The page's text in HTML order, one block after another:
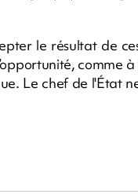
le résultat de
comme
Le chef de l'État